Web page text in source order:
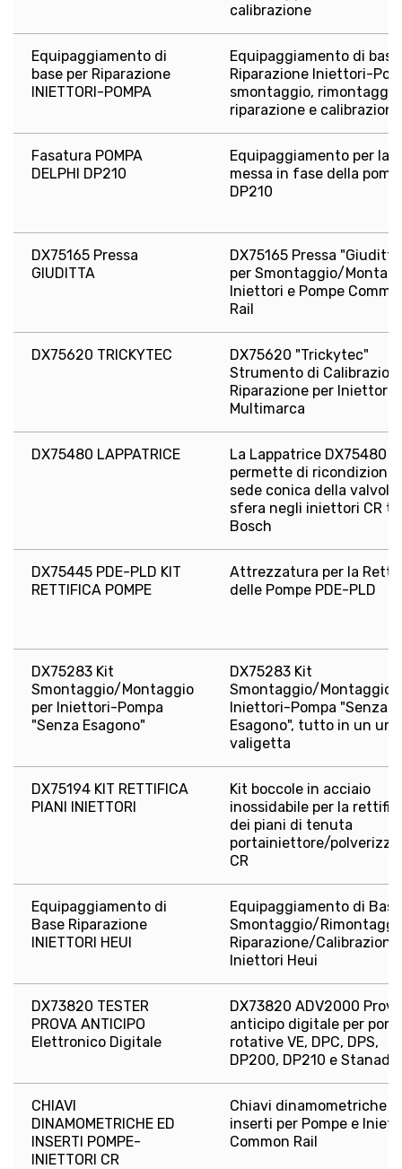
calibrazione
Equipaggiamento di
base per Riparazione
INIETTORI-POMPA
Equipaggiamento di
Riparazione Iniettori-
smontaggio,
riparazione e calibrazione
Fasatura POMPA
DELPHI DP210
Equipaggiamento per la
messa in fase della
DP210
DX75165 Pressa
GIUDITTA
DX75165 Pressa
per Smontaggio/
Iniettori e Pompe
Rail
DX75620 TRICKYTEC
DX75620 "Trickytec"
Strumento di
Riparazione per Iniettori
Multimarca
DX75480 LAPPATRICE
La Lappatrice DX75480
permette di
sede conica della valvola
sfera negli iniettori CR
Bosch
DX75445 PDE-PLD KIT
RETTIFICA POMPE
Attrezzatura per la
delle Pompe PDE-PLD
DX75283 Kit
Smontaggio/Montaggio
per Iniettori-Pompa
"Senza Esagono"
DX75283 Kit
Smontaggio/Montaggio
Iniettori-Pompa "Senza
Esagono", tutto in un
valigetta
DX75194 KIT RETTIFICA
PIANI INIETTORI
Kit boccole in acciaio
inossidabile per la
dei piani di tenuta
portainiettore/
CR
Equipaggiamento di
Base Riparazione
INIETTORI HEUI
Equipaggiamento di
Smontaggio/
Riparazione/Calibrazione
Iniettori Heui
DX73820 TESTER
PROVA ANTICIPO
Elettronico Digitale
DX73820 ADV2000 Prova
anticipo digitale per
rotative VE, DPC, DPS,
DP200, DP210 e
CHIAVI
DINAMOMETRICHE ED
INSERTI POMPE-
INIETTORI CR
Chiavi dinamometriche
inserti per Pompe e
Common Rail